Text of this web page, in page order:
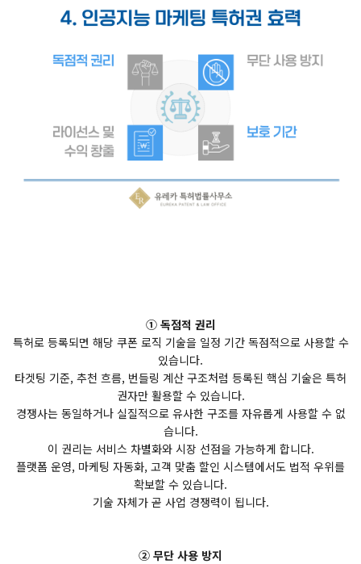
① 독점적 권리
특허로 등록되면 해당 쿠폰 로직 기술을 일정 기간 독점적으로 사용할 수
있습니다.
타겟팅 기준, 추천 흐름, 번들링 계산 구조처럼 등록된 핵심 기술은 특허
권자만 활용할 수 있습니다.
경쟁사는 동일하거나 실질적으로 유사한 구조를 자유롭게 사용할 수 없
습니다.
이 권리는 서비스 차별화와 시장 선점을 가능하게 합니다.
플랫폼 운영, 마케팅 자동화, 고객 맞춤 할인 시스템에서도 법적 우위를
확보할 수 있습니다.
기술 자체가 곧 사업 경쟁력이 됩니다.
② 무단 사용 방지